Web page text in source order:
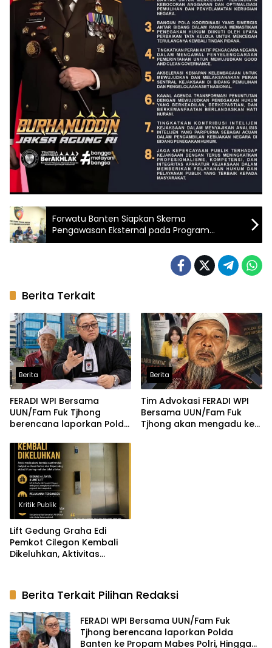
Forwatu Banten Siapkan Skema
Pengawasan Eksternal pada Program
P3‑TGAI yang Rawan Dikorupsi Pihak
Berita Terkait
Berita
FERADI WPI Bersama
UUN/Fam Fuk Tjhong
berencana laporkan Polda
Polri, Hingga saat ini
terduga Dalang Penculikan
UUN diduga belum
tersentuh Hukum
Berita
Tim Advokasi FERADI WPI
Bersama UUN/Fam Fuk
Tjhong akan mengadu ke
Kritik Publik
Lift Gedung Graha Edi
Pemkot Cilegon Kembali
Dikeluhkan, Aktivitas
Berita Terkait Pilihan Redaksi
FERADI WPI Bersama UUN/Fam Fuk
Tjhong berencana laporkan Polda
Banten ke Propam Mabes Polri, Hingga